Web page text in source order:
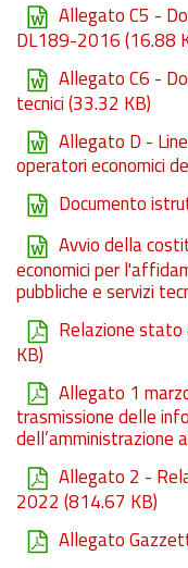
Allegato C5 -
DL189-2016(16.88
Allegato C6 -
tecnici(33.32 KB)
Allegato D -
operatori economici
Documento
Avvio della
economici per
pubbliche e servizi
Relazione
KB)
Allegato 1
trasmissione delle
dell’amministrazione
Allegato 2 -
2022 (814.67 KB)
Allegato